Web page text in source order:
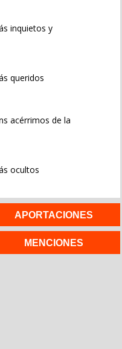
inquietos y
queridos
acérrimos de la
ocultos
APORTACIONES
MENCIONES